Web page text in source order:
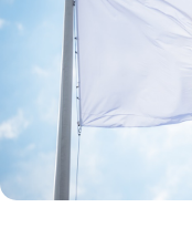
Akademia
Biznes
Dla mediów